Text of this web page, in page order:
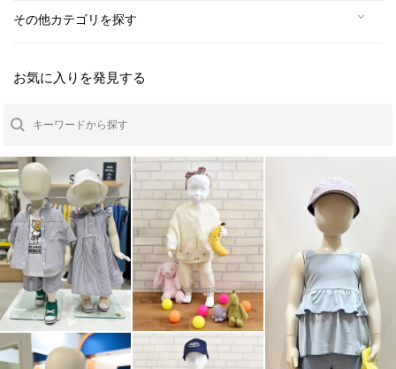
その他カテゴリを探す
お気に入りを発見する